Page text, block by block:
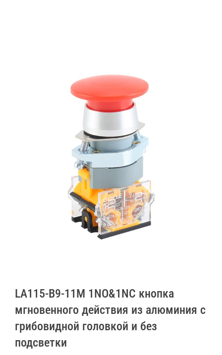
LA115-B9-11M 1NO&1NC кнопка
мгновенного действия из алюминия с
грибовидной головкой и без
подсветки